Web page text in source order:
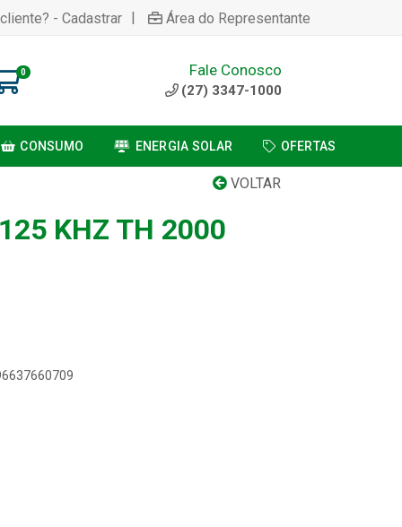
- Cadastrar | Área do Representante
0 Fale Conosco
(27) 3347-1000
CONSUMO ENERGIA SOLAR OFERTAS
VOLTAR
KHZ TH 2000